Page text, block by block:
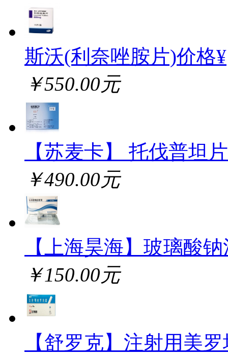
斯沃(利奈唑胺片)价格¥
￥550.00元
【苏麦卡】 托伐普坦片
￥490.00元
【上海昊海】玻璃酸
￥150.00元
【舒罗克】注射用美